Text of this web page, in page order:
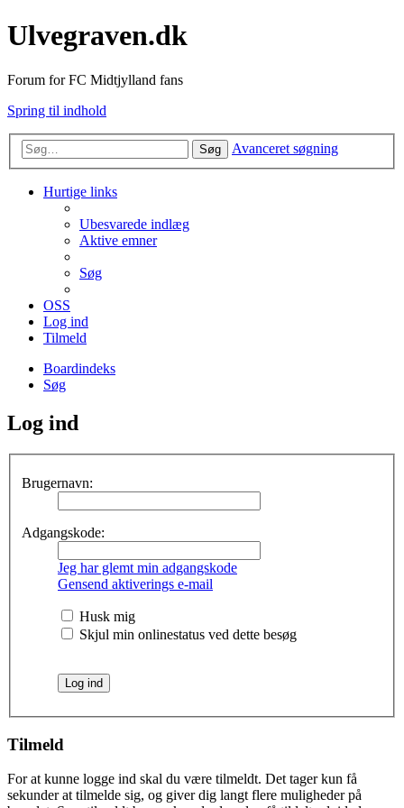
Ulvegraven.dk
Forum for FC Midtjylland fans
Spring til indhold
Søg Avanceret søgning
Hurtige links
Ubesvarede indlæg
Aktive emner
Søg
OSS
Log ind
Tilmeld
Boardindeks
Søg
Log ind
Brugernavn:
Adgangskode:
Jeg har glemt min adgangskode
Gensend aktiverings e-mail
Husk mig
Skjul min onlinestatus ved dette besøg
Tilmeld
For at kunne logge ind skal du være tilmeldt. Det tager kun få
sekunder at tilmelde sig, og giver dig langt flere muligheder på